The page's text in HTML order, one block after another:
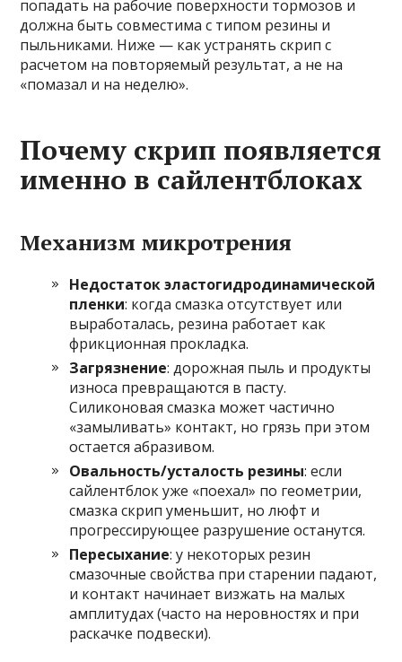
попадать на рабочие поверхности тормозов и
должна быть совместима с типом резины и
пыльниками. Ниже — как устранять скрип с
расчетом на повторяемый результат, а не на
«помазал и на неделю».
Почему скрип появляется
именно в сайлентблоках
Механизм микротрения
Недостаток эластогидродинамической
пленки: когда смазка отсутствует или
выработалась, резина работает как
фрикционная прокладка.
Загрязнение: дорожная пыль и продукты
износа превращаются в пасту.
Силиконовая смазка может частично
«замыливать» контакт, но грязь при этом
остается абразивом.
Овальность/усталость резины: если
сайлентблок уже «поехал» по геометрии,
смазка скрип уменьшит, но люфт и
прогрессирующее разрушение останутся.
Пересыхание: у некоторых резин
смазочные свойства при старении падают,
и контакт начинает визжать на малых
амплитудах (часто на неровностях и при
раскачке подвески).